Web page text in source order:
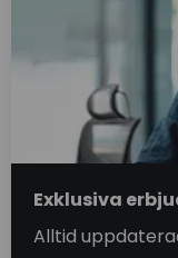
Exklusiva
Alltid